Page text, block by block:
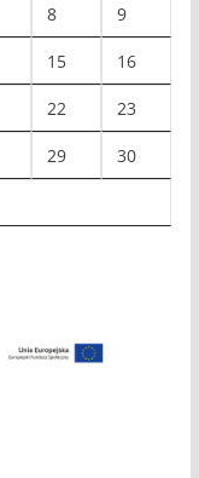
8 9
15 16
22 23
29 30